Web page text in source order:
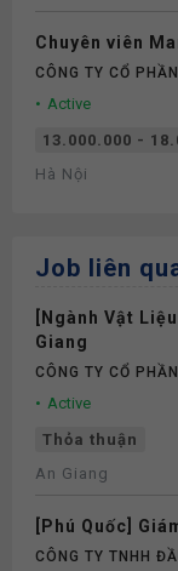
Chuyên viên
CÔNG TY CỔ
Active
13.000.000 -
Hà Nội
Job liên
[Ngành Vật
Giang
CÔNG TY CỔ
Active
Thỏa thuận
An Giang
[Phú Quốc]
CÔNG TY TNHH